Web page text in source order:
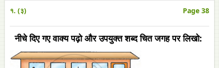
१. (३) Page 38
नीचे दिए गए वाक्य पढ़ो और उपयुक्त शब्द चित जगह पर लिखो: